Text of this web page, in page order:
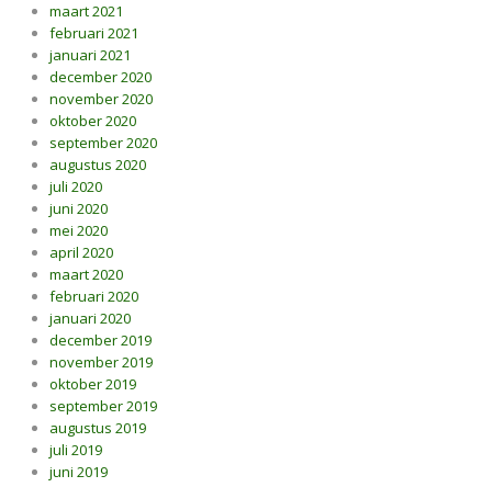
maart 2021
februari 2021
januari 2021
december 2020
november 2020
oktober 2020
september 2020
augustus 2020
juli 2020
juni 2020
mei 2020
april 2020
maart 2020
februari 2020
januari 2020
december 2019
november 2019
oktober 2019
september 2019
augustus 2019
juli 2019
juni 2019